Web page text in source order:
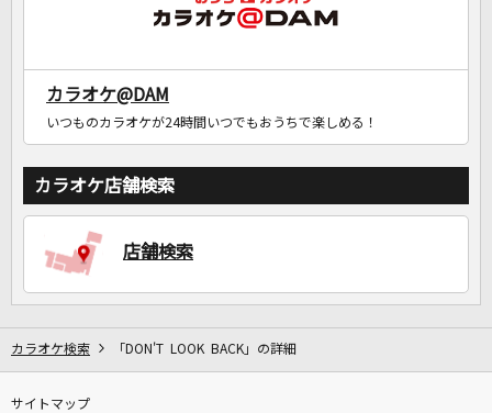
カラオケ@DAM
いつものカラオケが24時間いつでもおうちで楽しめる！
カラオケ店舗検索
店舗検索
カラオケ検索 「DON'T LOOK BACK」の詳細
サイトマップ